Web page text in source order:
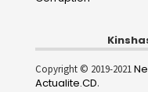
Copyright © 2019-2021
Actualite.CD.